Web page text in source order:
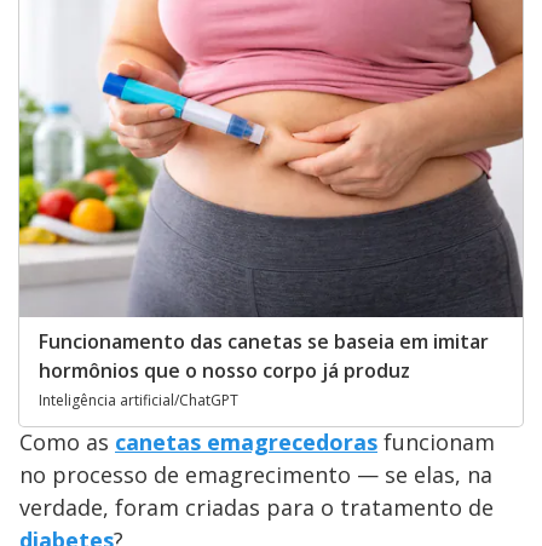
Funcionamento das canetas se baseia em imitar
hormônios que o nosso corpo já produz
Inteligência artificial/ChatGPT
Como as canetas emagrecedoras funcionam
no processo de emagrecimento — se elas, na
verdade, foram criadas para o tratamento de
diabetes?